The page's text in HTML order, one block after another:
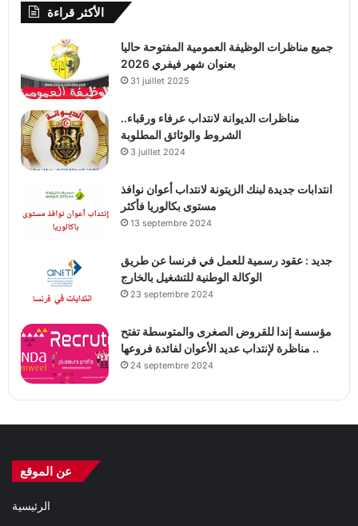
الأكثر قراءة
جميع مناظرات الوظيفة العمومية المفتوحة حاليا
بعنوان شهر فيفري 2026
31 juillet 2025
مناظرات الديوانة لانتداب عرفاء ورقباء..
الشروط والوثائق المطلوبة
3 juillet 2024
انتدابات جديدة لبنك الزيتونة لانتداب أعوان نوافذ
مستوى بكالوريا فأكثر
13 septembre 2024
جديد : عقود رسمية للعمل في فرنسا عن طريق
الوكالة الوطنية للتشغيل بالخارج
23 septembre 2024
مؤسسة إندا للقروض الصغرى والمتوسطة تفتح
مناظرة لإنتداب عديد الأعوان لفائدة فروعها ..
24 septembre 2024
عن الموقع
الرئيسية